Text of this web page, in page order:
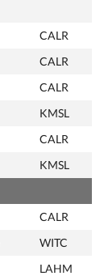
CALR
CALR
CALR
KMSL
CALR
KMSL
CALR
WITC
LAHM